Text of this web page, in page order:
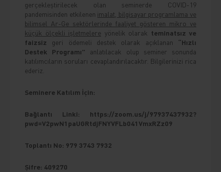
gerçekleştirilecek olan seminerde COVID-19
pandemisinden etkilenen imalat, bilgisayar programlama ve
bilimsel Ar-Ge sektörlerinde faaliyet gösteren mikro ve
küçük ölçekli işletmelere yönelik olarak teminatsız ve
faizsiz geri ödemeli destek olarak açıklanan “Hızlı
Destek Programı” anlatılacak olup seminer sonunda
katılımcıların soruları cevaplandırılacaktır. Bilgilerinizi rica
ederiz.
Seminere Katılım İçin:
Bağlantı Linki:
https://zoom.us/j/97937437932?
pwd=V2pwN1paUGRtdjFNYVFLb041VmxRZz09
Toplantı No: 979 3743 7932
Şifre: 409270